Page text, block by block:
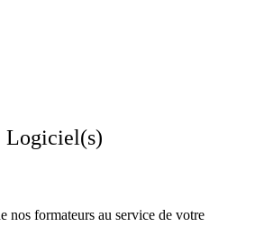
Logiciel(s)
nos formateurs au service de votre